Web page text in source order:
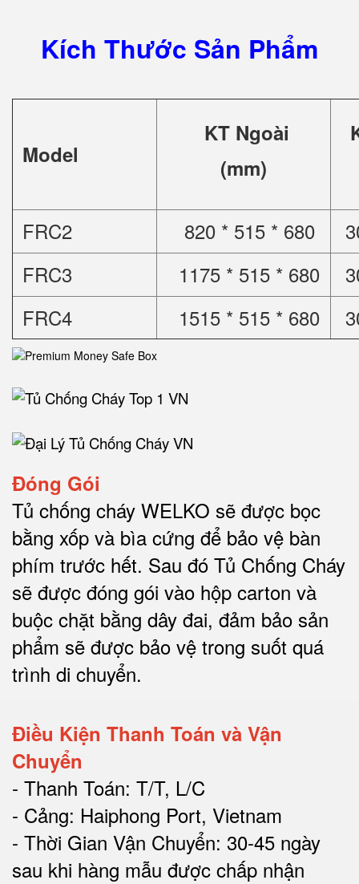
Kích Thước Sản Phẩm
Model
KT Ngoài
(mm)
FRC2 820 * 515 * 680
FRC3
1175 * 515 * 680
FRC4
1515 * 515 * 680
Đóng Gói
Tủ chống cháy WELKO sẽ được bọc
bằng xốp và bìa cứng để bảo vệ bàn
phím trước hết. Sau đó Tủ Chống Cháy
sẽ được đóng gói vào hộp carton và
buộc chặt bằng dây đai, đảm bảo sản
phẩm sẽ được bảo vệ trong suốt quá
trình di chuyển.
Điều Kiện Thanh Toán và Vận
Chuyển
- Thanh Toán: T/T, L/C
- Cảng: Haiphong Port, Vietnam
- Thời Gian Vận Chuyển: 30-45 ngày
sau khi hàng mẫu được chấp nhận